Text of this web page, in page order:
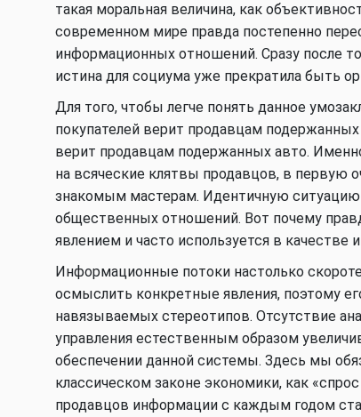
такая моральная величина, как
современном мире правда постепенно
информационных отношений. Сразу после
истина для социума уже прекратила быть
Для того, чтобы легче понять данное
покупателей верит продавцам
верит продавцам подержанных авто.
на всяческие клятвы продавцов, в
знакомым мастерам. Идентичную
общественных отношений. Вот почему
явлением и часто используется в качестве
Информационные потоки настолько
осмыслить конкретные явления, поэтому
навязываемых стереотипов. Отсутствие
управления естественным образом
обеспечении данной системы. Здесь мы
классическом законе экономики, как
продавцов информации с каждым годом